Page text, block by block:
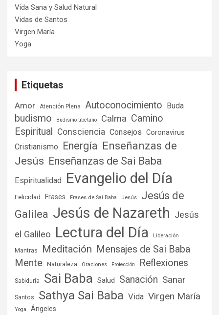
Vida Sana y Salud Natural
Vidas de Santos
Virgen María
Yoga
Etiquetas
Amor Atención Plena Autoconocimiento Buda
budismo Budismo tibetano Calma Camino
Espiritual Consciencia Consejos Coronavirus
Cristianismo Energía Enseñanzas de
Jesús Enseñanzas de Sai Baba
Espiritualidad Evangelio del Día
Felicidad Frases Frases de Sai Baba Jesús
Jesús de
Galilea Jesús de Nazareth Jesús
el Galileo Lectura del Día Liberación
Mantras Meditación Mensajes de Sai Baba
Mente
Naturaleza Oraciones Protección Reflexiones
Sabiduría Sai Baba Salud Sanación Sanar
Santos Sathya Sai Baba Vida Virgen María
Yoga Ángeles